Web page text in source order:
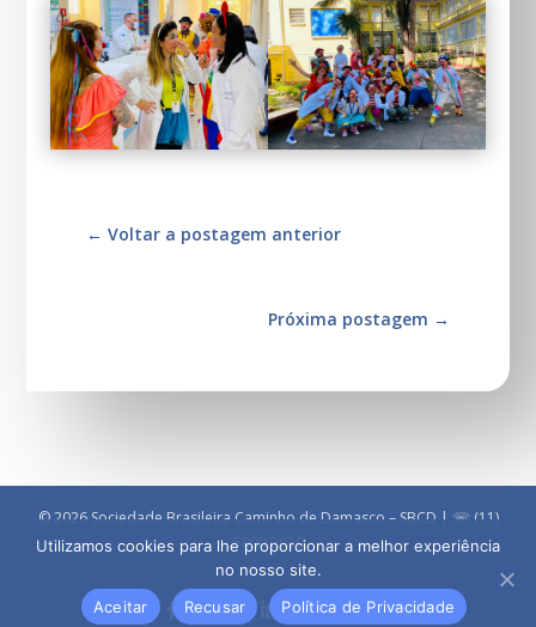
←Voltar a postagem anterior
Próxima postagem →
© 2026 Sociedade Brasileira Caminho de Damasco – SBCD | ☏ (11)
5090 3030
Utilizamos cookies para lhe proporcionar a melhor experiência
no nosso site.
Aceitar
Recusar Política de Privacidade